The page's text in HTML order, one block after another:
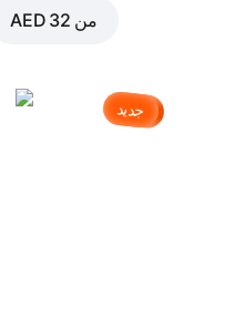
من AED 32
جديد